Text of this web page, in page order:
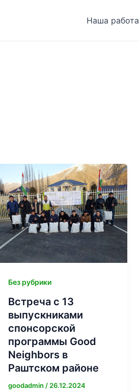
Наша работа
Без рубрики
Встреча с 13
выпускниками
спонсорской
программы Good
Neighbors в
Раштском районе
goodadmin / 26.12.2024